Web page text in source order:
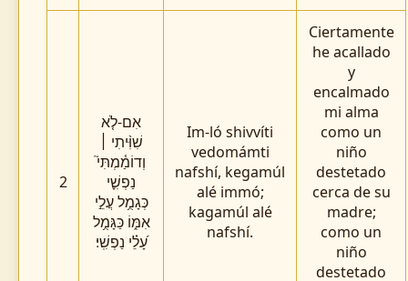
2
אִם-לֹ֤א
שִׁוִּ֨יתִי ׀
וְדוֹמַ֫מְתִּי֮
נַפְשִׁ֪י
כְּגָמֻ֥ל עֲלֵ֣י
אִמּ֑וֹ כַּגָּמֻ֥ל
עָ֝לֵ֗י נַפְשִֽׁי׃
Im-ló shivvíti
vedomámti
nafshí, kegamúl
alé immó;
kagamúl alé
nafshí.
Ciertamente
he acallado
y
encalmado
mi alma
como un
niño
destetado
cerca de su
madre;
como un
niño
destetado